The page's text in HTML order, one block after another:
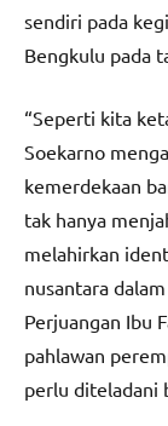
sendiri pada
Bengkulu pada
“Seperti kita
Soekarno
kemerdekaan
tak hanya
melahirkan
nusantara
Perjuangan Ibu
pahlawan
perlu diteladani